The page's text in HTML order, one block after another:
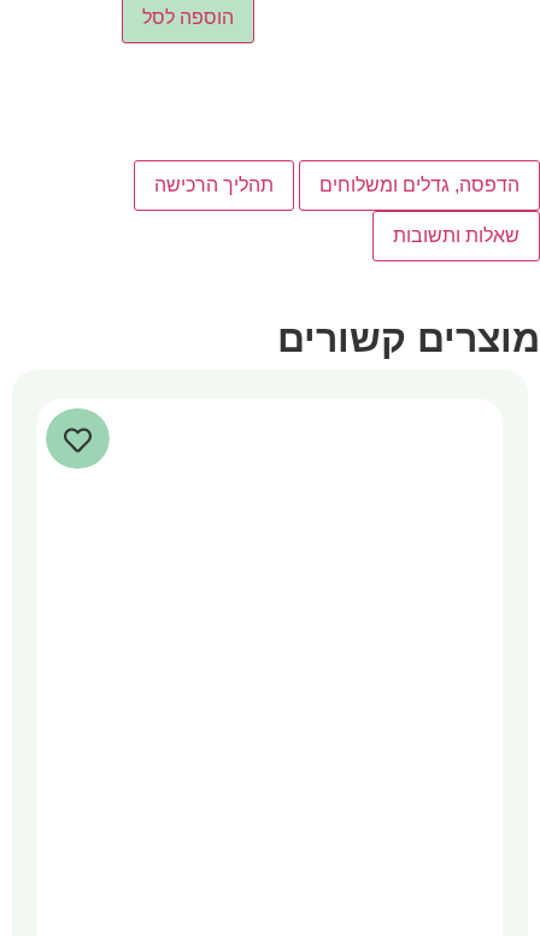
הוספה לסל
הדפסה, גדלים ומשלוחים תהליך הרכישה
שאלות ותשובות
מוצרים קשורים